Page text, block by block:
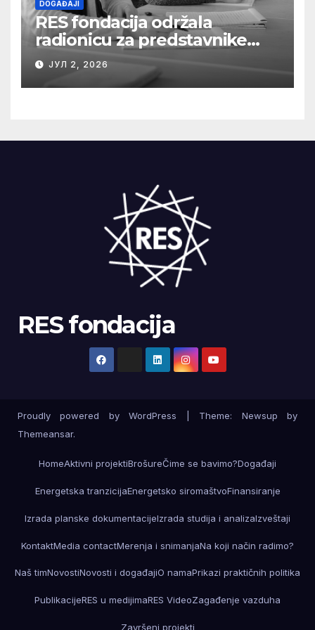
DOGAĐAJI
RES fondacija održala
radionicu za predstavnike
medija o razumevanju
složenih energetskih
projekata
ЈУЛ 2, 2026
RES fondacija
Proudly powered by WordPress
Theme: Newsup by
Themeansar.
HomeAktivni projektiBrošureČime se bavimo?Događaji
Energetska tranzicijaEnergetsko siromaštvoFinansiranje
Izrada planske dokumentacijeIzrada studija i analizaIzveštaji
KontaktMedia contactMerenja i snimanjaNa koji način radimo?
Naš timNovostiNovosti i događajiO namaPrikazi praktičnih politika
PublikacijeRES u medijimaRES VideoZagađenje vazduha
Završeni projekti